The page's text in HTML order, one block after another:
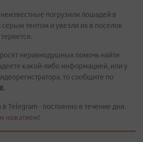
погрузили лошадей в
тентом и увезли их в поселок
неравнодушных помочь найти
какой-либо информацией, или у
то сообщите по
Telegram - постоянно в течение дня.
нажатием!